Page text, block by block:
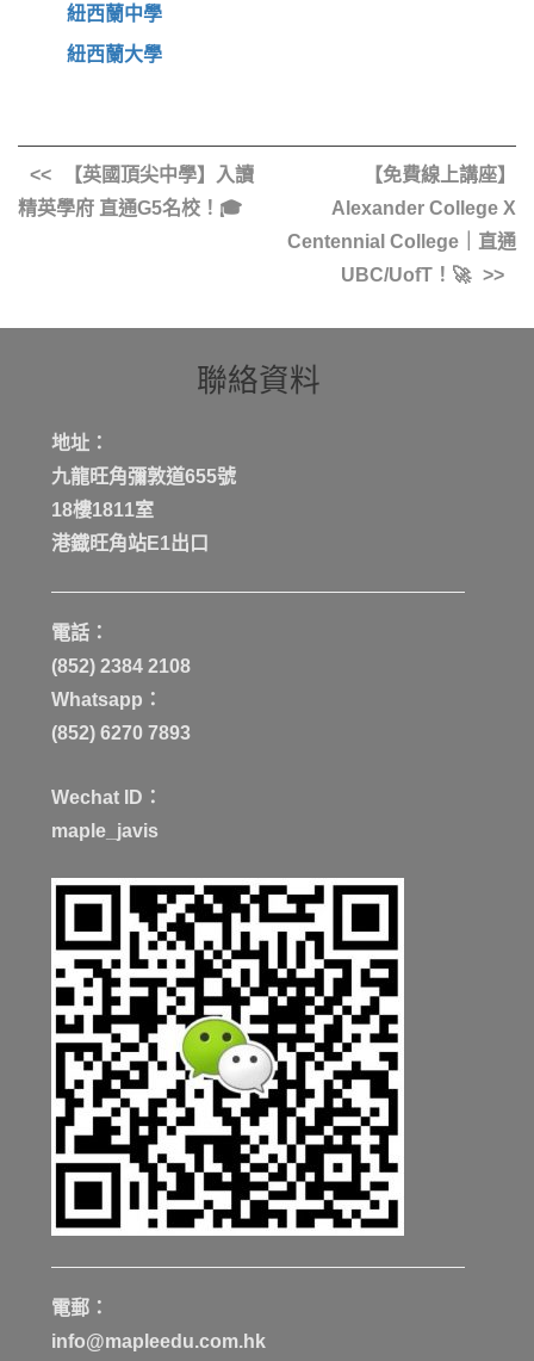
紐西蘭中學
紐西蘭大學
【英國頂尖中學】入讀
精英學府 直通G5名校！🎓
【免費線上講座】
Alexander College X
Centennial College｜直通
UBC/UofT！🚀
聯絡資料
地址：
九龍旺角彌敦道655號
18樓1811室
港鐡旺角站E1出口
電話：
(852) 2384 2108
Whatsapp：
(852) 6270 7893
Wechat ID：
maple_javis
電郵：
info@mapleedu.com.hk